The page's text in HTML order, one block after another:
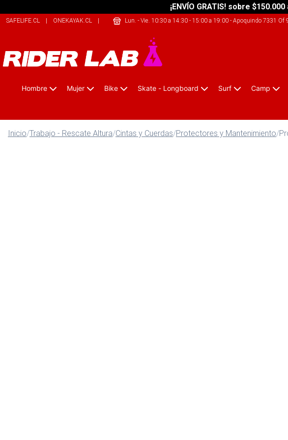
¡ENVÍO GRATIS! sobre
SAFELIFE.CL | ONEKAYAK.CL | SHERPALIFE.COM.AR
Lun. - Vie. 10:30 a 14:30 - 15:00 a 19:00- Apoquindo 7331 Of
Hombre Mujer Bike Skate - Longboard Surf Camp
Inicio/Trabajo - Rescate Altura/Cintas y Cuerdas/Protectores y Mantenimiento/